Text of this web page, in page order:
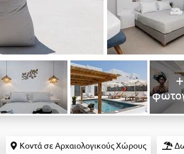
Κοντά σε Αρχαιολογικούς Χώρους